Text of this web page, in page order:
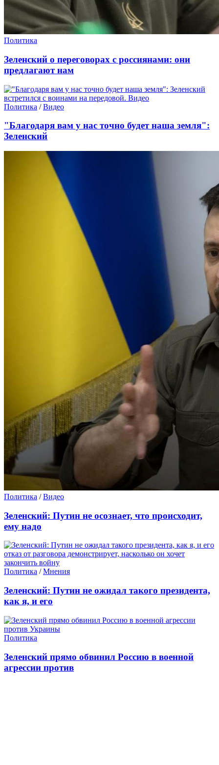
Политика
Зеленский о переговорах с россиянами: они
предлагают нам
Политика /Видео
"Благодаря вам у нас точно будет наша земля":
Зеленский
Политика /Видео
Зеленский: Путин не осознает, что происходит,
ему надо
Политика /Мнения
Зеленский: Путин не ожидал такого президента,
как я, и его
Политика
Зеленский прямо обвинил Россию в военной
агрессии против